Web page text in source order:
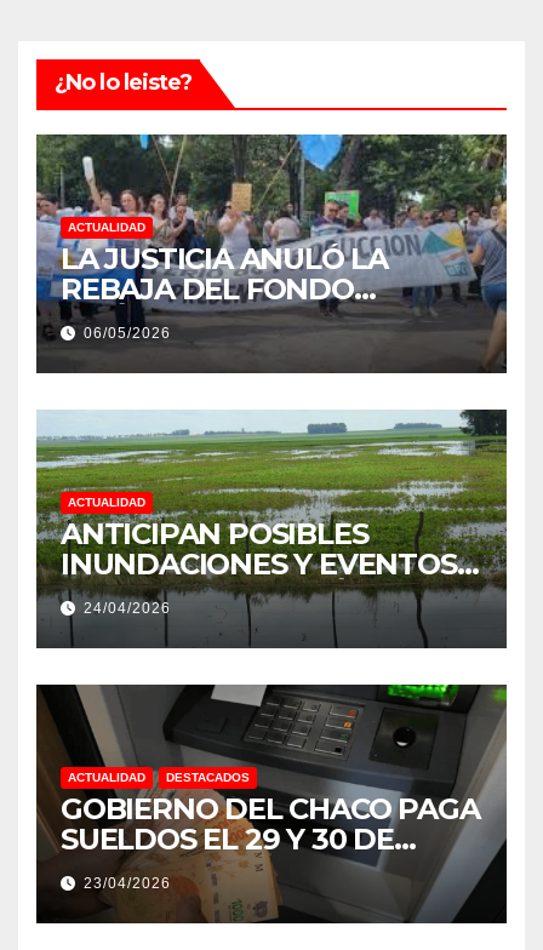
¿No lo leiste?
ACTUALIDAD
LA JUSTICIA ANULÓ LA
REBAJA DEL FONDO
ESTÍMULO A EMPLEADOS DE
PRODUCCIÓN DE LA
PROVINCIA DEL CHACO
06/05/2026
ACTUALIDAD
ANTICIPAN POSIBLES
INUNDACIONES Y EVENTOS
EXTREMOS: “PODRÍA SER UN
NIÑO MUY IMPORTANTE”
24/04/2026
ACTUALIDAD DESTACADOS
GOBIERNO DEL CHACO PAGA
SUELDOS EL 29 Y 30 DE
ABRIL, CON EL 2% DE
AUMENTO
23/04/2026